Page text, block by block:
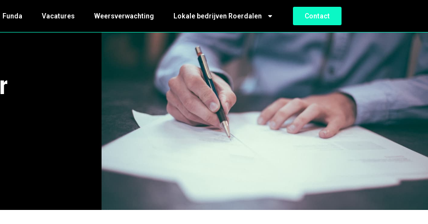
Funda Vacatures Weersverwachting Lokale bedrijven Roerdalen Contact